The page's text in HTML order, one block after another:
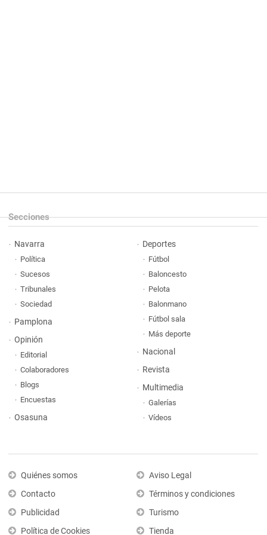
Secciones
Navarra
Política
Sucesos
Tribunales
Sociedad
Pamplona
Opinión
Editorial
Colaboradores
Blogs
Encuestas
Osasuna
Deportes
Fútbol
Baloncesto
Pelota
Balonmano
Fútbol sala
Más deporte
Nacional
Revista
Multimedia
Galerías
Vídeos
Quiénes somos
Contacto
Publicidad
Política de Cookies
Aviso Legal
Términos y condiciones
Turismo
Tienda